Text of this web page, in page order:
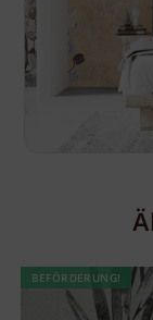
BEFÖRDERUNG!